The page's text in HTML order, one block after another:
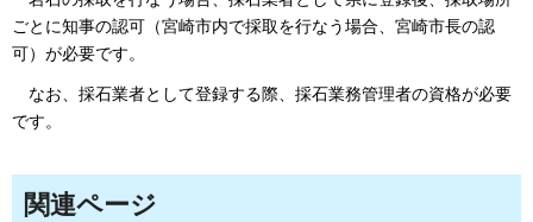
ごとに知事の認可（宮崎市内で採取を行なう場合、宮崎市長の認
可）が必要です。
なお、採石業者として登録する際、採石業務管理者の資格が必要
です。
関連ページ